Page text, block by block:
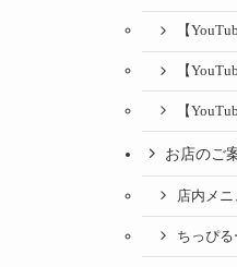
【
【
【
お店のご
店内メニ
ちっぴる